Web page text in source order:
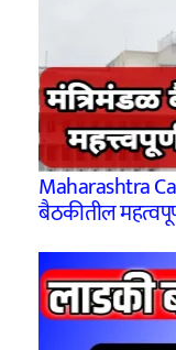
Maharashtra
बैठकीतील